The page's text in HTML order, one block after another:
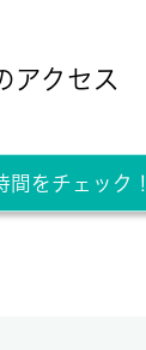
アクセス
間をチェック！